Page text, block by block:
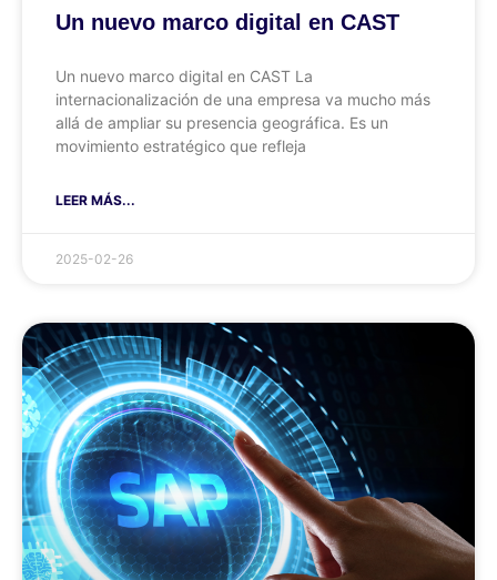
Un nuevo marco digital en CAST
Un nuevo marco digital en CAST La
internacionalización de una empresa va mucho más
allá de ampliar su presencia geográfica. Es un
movimiento estratégico que refleja
LEER MÁS...
2025-02-26